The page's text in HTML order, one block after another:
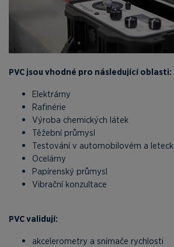
PVC jsou vhodné pro následující oblasti:
Elektrárny
Rafinérie
Výroba chemických látek
Těžební průmysl
Testování v automobilovém a
Ocelárny
Papírenský průmysl
Vibrační konzultace
PVC validují:
akcelerometry a snímače rychlosti